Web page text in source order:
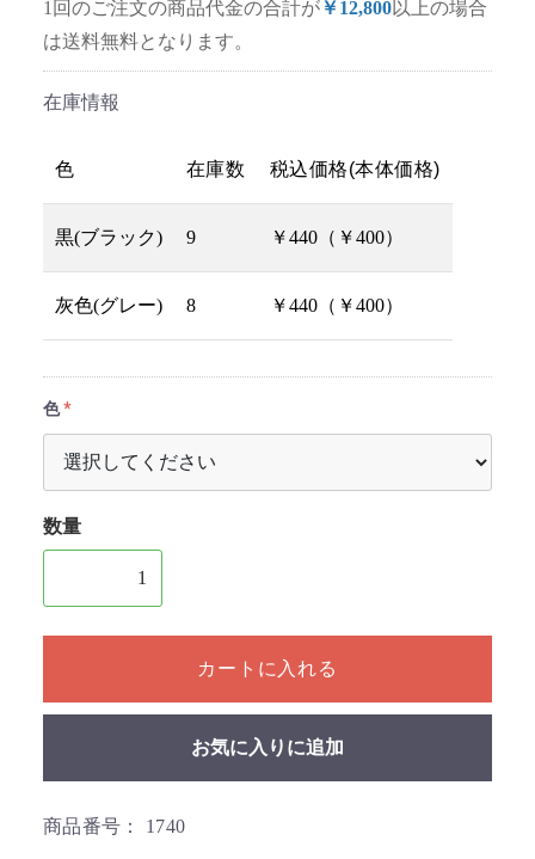
1回のご注文の商品代金の合計が￥12,800以上の場合
は送料無料となります。
在庫情報
色 在庫数 税込価格(本体価格)
黒(ブラック) 9 ￥440（￥400）
灰色(グレー) 8 ￥440（￥400）
色
数量
1個以上の数量を入力してください
カートに入れる
お気に入りに追加
商品番号： 1740